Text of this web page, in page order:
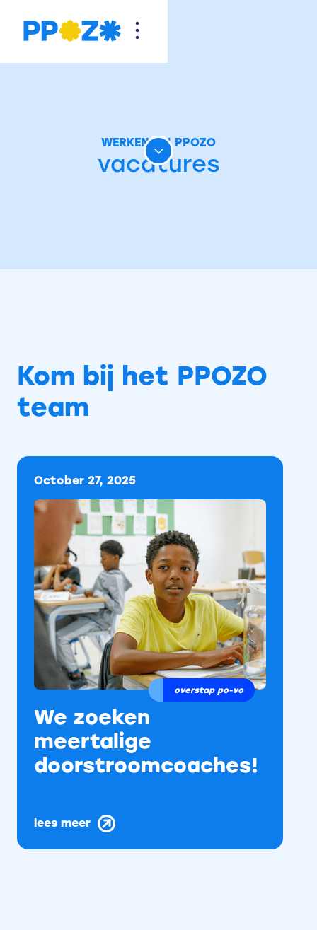
WERKEN BIJ PPOZO
vacatures
Kom bij het PPOZO
team
October 27, 2025
overstap po-vo
We zoeken
meertalige
doorstroomcoaches!
lees meer